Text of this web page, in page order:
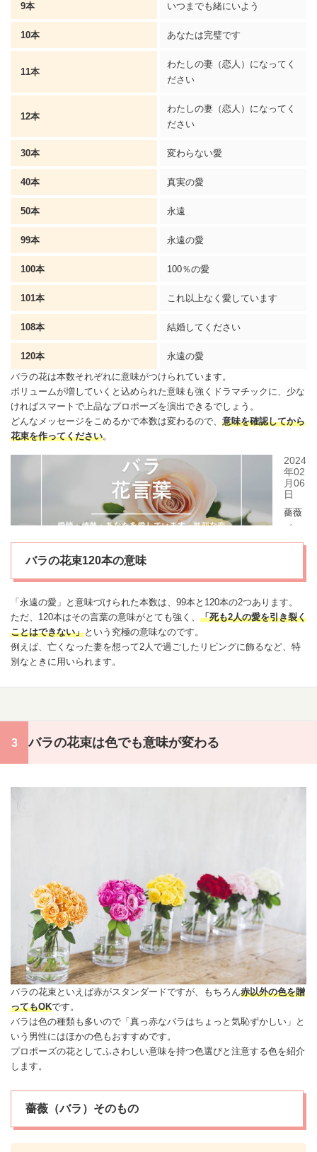
9本 いつまでも緒にいよう
10本 あなたは完璧です
11本
わたしの妻（恋人）になってく
ださい
12本
わたしの妻（恋人）になってく
ださい
30本 変わらない愛
40本 真実の愛
50本 永遠
99本 永遠の愛
100本 100％の愛
101本 これ以上なく愛しています
108本 結婚してください
120本
永遠の愛
バラの花は本数それぞれに意味がつけられています。
ボリュームが増していくと込められた意味も強くドラマチックに、少な
ければスマートで上品なプロポーズを演出できるでしょう。
どんな メッセージをこめるかで本数は変わるので、 意味を確認してから
花束を作ってください。
バラの花束120本の意味
「永遠の愛」と意味づけられた本数は、99本と120本の2つあります。
ただ、120本はその言葉の意味がとても強く、 「死も2人の愛を引き裂く
ことはできない」という究極の意味なのです。
例えば、亡くなった妻を想って2人で過ごしたリビングに飾るなど、特
別なときに用いられます。
バラの花束は色でも意味が変わる
バラの花束といえば赤がスタンダードですが、もちろん赤以外の色を贈
ってもOKです。
バラは色の種類も多いので「真っ赤なバラはちょっと気恥ずかしい」と
いう男性にはほかの色もおすすめです。
プロポーズの花としてふさわしい意味を持つ色選びと注意する色を紹介
します。
薔薇（バラ）そのもの